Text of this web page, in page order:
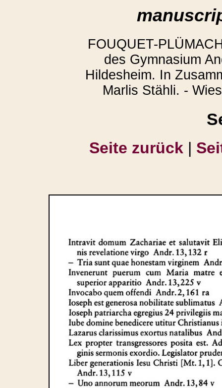
FOUQUET-
des Gymnasium
Hildesheim. In
Marlis Stähli. -
Seite zurück |